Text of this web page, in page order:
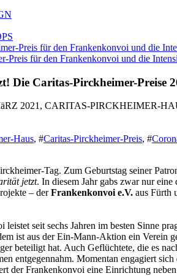
Preis für den Frankenkonvoi und die
Die Caritas-Pirckheimer-Preise
2021, CARITAS-PIRCKHEIMER-
Haus, #Caritas-Pirckheimer-Preis, #
Tag. Zum Geburtstag seiner
jetzt. In diesem Jahr gabs zwar nur
– derFrankenkonvoi e.V. aus Fürth
leistet seit sechs Jahren im besten Sinne
ist aus der Ein-Mann-Aktion ein Verein
beteiligt hat. Auch Geflüchtete, die es
entgegennahm. Momentan engagiert
der Frankenkonvoi eine Einrichtung